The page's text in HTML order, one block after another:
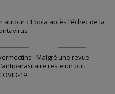
autour d’Ebola après l’échec de la
: Malgré une revue
reste un outil
19